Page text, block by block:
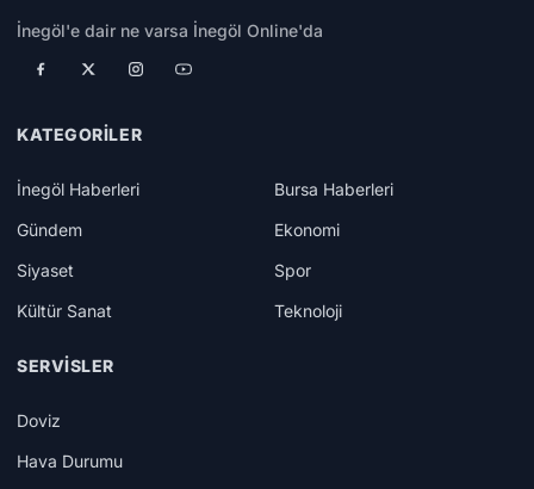
İnegöl'e dair ne varsa İnegöl Online'da
KATEGORILER
İnegöl Haberleri
Bursa Haberleri
Gündem
Ekonomi
Siyaset
Spor
Kültür Sanat
Teknoloji
SERVISLER
Doviz
Hava Durumu